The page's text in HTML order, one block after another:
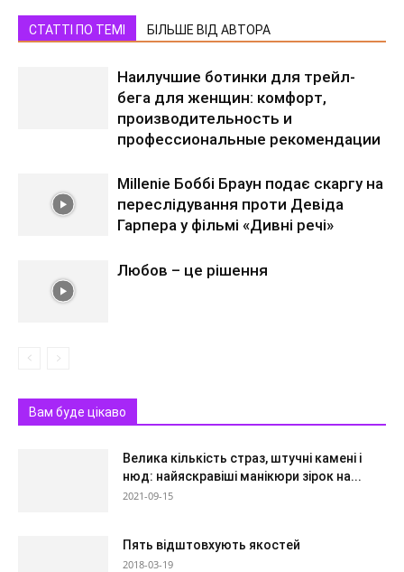
СТАТТІ ПО ТЕМІ БІЛЬШЕ ВІД АВТОРА
Наилучшие ботинки для трейл-
бега для женщин: комфорт,
производительность и
профессиональные рекомендации
Millenie Боббі Браун подає скаргу на
переслідування проти Девіда
Гарпера у фільмі «Дивні речі»
Любов – це рішення
Вам буде цікаво
Велика кількість страз, штучні камені і
нюд: найяскравіші манікюри зірок на...
2021-09-15
Пять відштовхують якостей
2018-03-19